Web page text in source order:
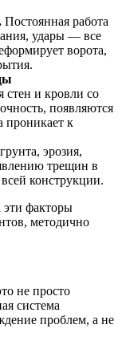
Постоянная работа
удары — все
ворота,
и кровли со
появляются
проникает к
эрозия,
трещин в
конструкции.
эти факторы
методично
не просто
система
проблем, а не